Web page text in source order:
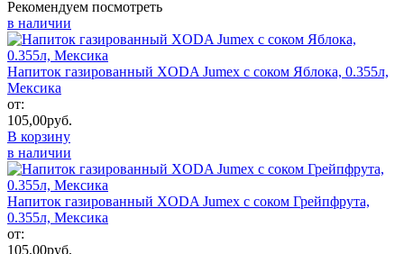
Рекомендуем посмотреть
в наличии
Напиток газированный XODA Jumex с соком Яблока, 0.355л,
Мексика
от:
105,00руб.
В корзину
в наличии
Напиток газированный XODA Jumex с соком Грейпфрута,
0.355л, Мексика
от:
105,00руб.